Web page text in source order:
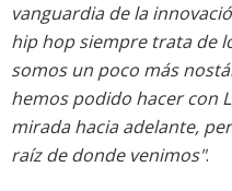
vanguardia de la
hip hop siempre trata de
somos un poco más
hemos podido hacer con
mirada hacia adelante,
raíz de donde venimos".